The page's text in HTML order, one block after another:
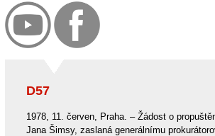
D57
1978, 11. červen, Praha. – Žádost o
Jana Šimsy, zaslaná generálnímu